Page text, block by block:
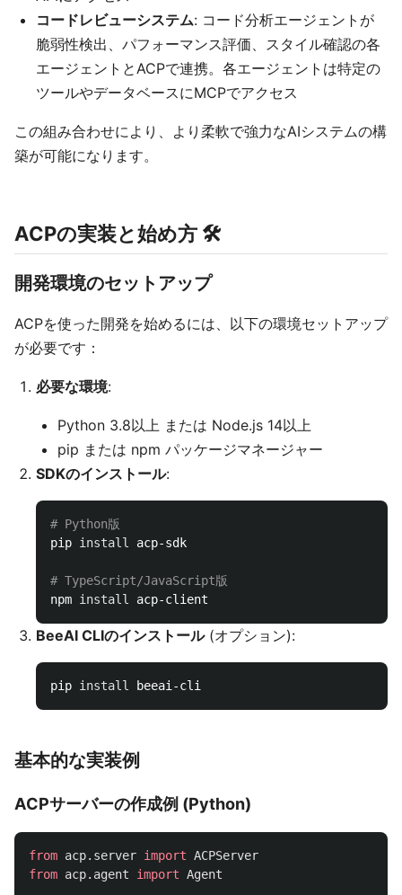
コードレビューシステム: コード分析エージェントが
脆弱性検出、パフォーマンス評価、スタイル確認の各
エージェントとACPで連携。各エージェントは特定の
ツールやデータベースにMCPでアクセス
この組み合わせにより、より柔軟で強力なAIシステムの構
築が可能になります。
ACPの実装と始め方 🛠️
開発環境のセットアップ
ACPを使った開発を始めるには、以下の環境セットアップ
が必要です：
必要な環境:
Python 3.8以上 または Node.js 14以上
pip または npm パッケージマネージャー
SDKのインストール:
# Python版
pip install acp-sdk
# TypeScript/JavaScript版
npm install
BeeAI CLIのインストール(オプション):
pip install
基本的な実装例
ACPサーバーの作成例 (Python)
from acp.server import ACPServer
from acp.agent import Agent